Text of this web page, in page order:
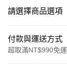
請選擇商品選項
付款與運送方式
超取滿NT$990免運